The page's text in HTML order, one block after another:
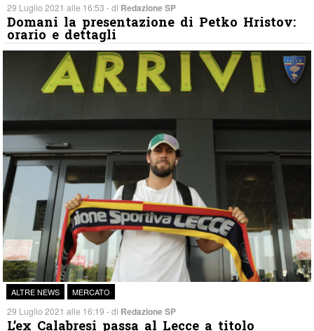
29 Luglio 2021 alle 16:53 - di Redazione SP
Domani la presentazione di Petko Hristov:
orario e dettagli
ALTRE NEWS MERCATO
29 Luglio 2021 alle 16:19 - di Redazione SP
L’ex Calabresi passa al Lecce a titolo